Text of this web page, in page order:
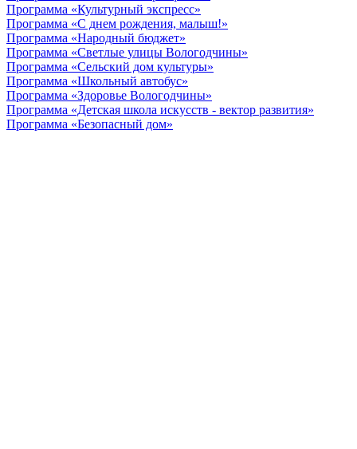
Программа «Культурный экспресс»
Программа «С днем рождения, малыш!»
Программа «Народный бюджет»
Программа «Светлые улицы Вологодчины»
Программа «Сельский дом культуры»
Программа «Школьный автобус»
Программа «Здоровье Вологодчины»
Программа «Детская школа искусств - вектор развития»
Программа «Безопасный дом»